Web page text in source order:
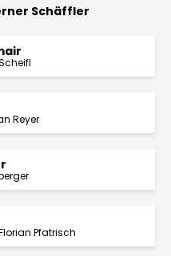
Schäffler
Reyer
Pfatrisch